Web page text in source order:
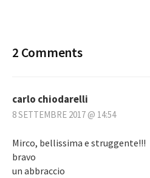
2 Comments
carlo chiodarelli
8 SETTEMBRE 2017 @ 14:54
Mirco, bellissima e struggente!!!
bravo
un abbraccio